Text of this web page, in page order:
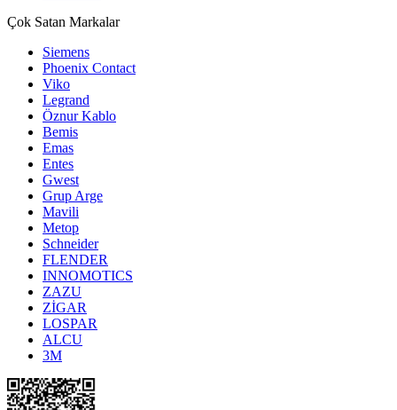
Çok Satan Markalar
Siemens
Phoenix Contact
Viko
Legrand
Öznur Kablo
Bemis
Emas
Entes
Gwest
Grup Arge
Mavili
Metop
Schneider
FLENDER
INNOMOTICS
ZAZU
ZİGAR
LOSPAR
ALCU
3M